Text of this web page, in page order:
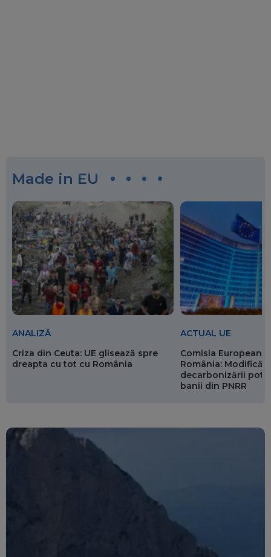
Made in EU
ANALIZĂ
Criza din Ceuta: UE glisează spre
dreapta cu tot cu România
ACTUAL UE
Comisia Europeană
România:
decarbonizării pot
banii din PNRR